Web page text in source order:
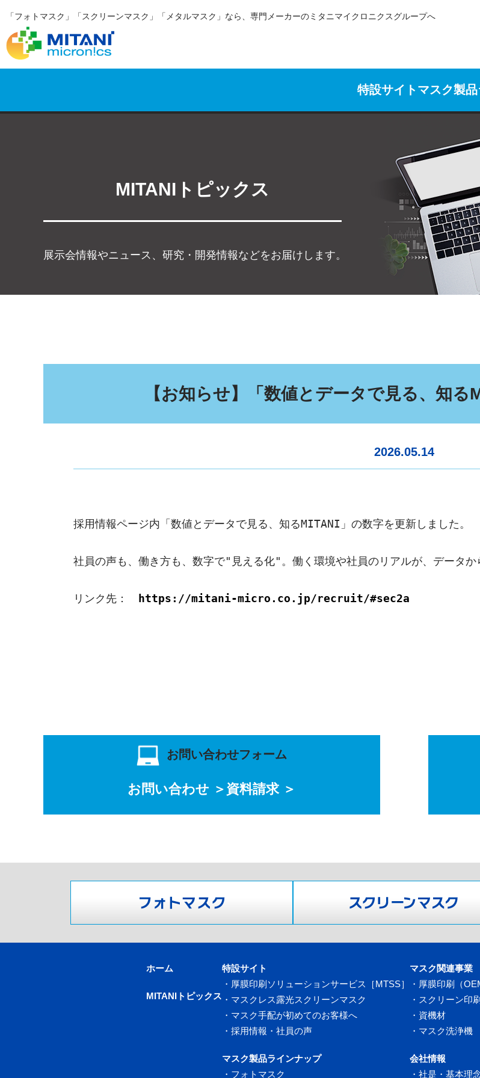
「フォトマスク」「スクリーンマスク」「メタルマスク」なら、専門メーカーのミタニマイクロニクスグループへ
特設サイトマスク製
MITANIトピックス
展示会情報やニュース、研究・開発情報などをお届けします。
【お知らせ】「数値とデータで見る、知る
2026.05.14
採用情報ページ内「数値とデータで見る、知るMITANI」の数字を更新しました。
社員の声も、働き方も、数字で"見える化"。働く環境や社員のリアルが、データか
リンク先： https://mitani-micro.co.jp/recruit/#sec2a
お問い合わせフォーム
お問い合わせ ＞ 資料請求 ＞
ホーム
MITANIトピックス
特設サイト
・ 厚膜印刷ソリューションサービス［MTSS］
・ マスクレス露光スクリーンマスク
・ マスク手配が初めてのお客様へ
・ 採用情報・社員の声
マスク製品ラインナップ
・ フォトマスク
マスク関連事業
・ 厚膜印刷（
・ スクリーン印
・ 資機材
・ マスク洗浄機
会社情報
・ 社是・基本理